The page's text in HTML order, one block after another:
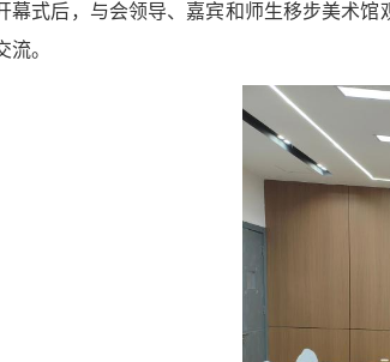
幕式后，与会领导、嘉宾和师生移步美术
流。